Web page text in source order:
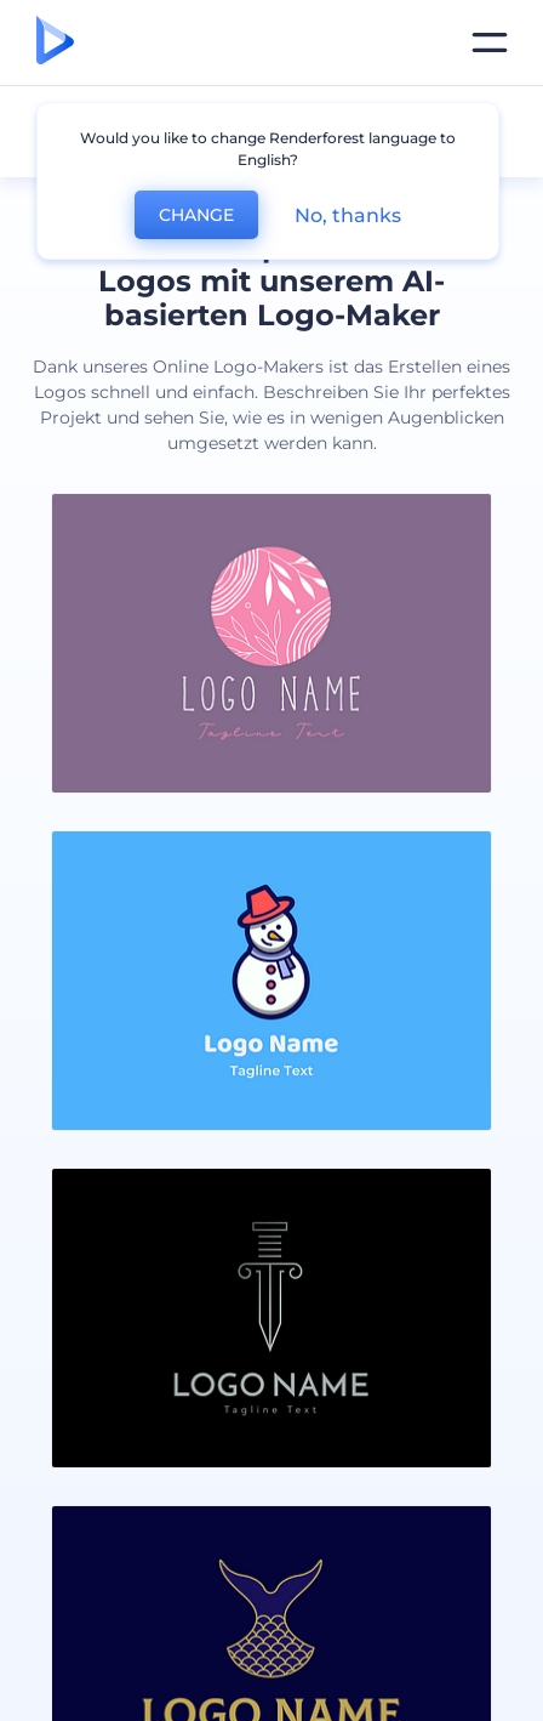
Erstellen Sie professionelle
Logos mit unserem AI-
basierten Logo-Maker
Dank unseres Online Logo-Makers ist das Erstellen eines
Logos schnell und einfach. Beschreiben Sie Ihr perfektes
Projekt und sehen Sie, wie es in wenigen Augenblicken
umgesetzt werden kann.
Alle Logos
Would you like to change Renderforest language to
English?
CHANGE No, thanks